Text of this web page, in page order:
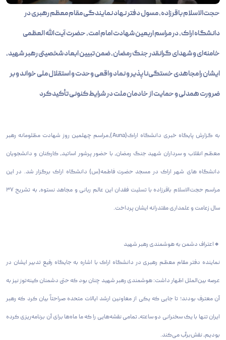
حجت‌الاسلام باقرزاده، مسول دفتر نهاد نمایندگی مقام معظم رهبری در
دانشگاه اراک، در مراسم اربعین شهادت امام امت، حضرت آیت‌الله العظمی
خامنه‌ای و شهدای گرانقدر جنگ رمضان، ضمن تبیین ابعاد شخصیتی رهبر شهید،
ایشان را مجاهدی خستگی‌ناپذیر و نماد واقعی وحدت و استقلال ملی خواند و بر
ضرورت همدلی و حمایت از خادمان ملت در شرایط کنونی تأکید کرد
به گزارش پایگاه خبری دانشگاه اراک(Auna)،مراسم چهلمین روز شهادت مظلومانه رهبر
معظم انقلاب و سرداران شهید جنگ رمضان، با حضور پرشور اساتید، کارکنان و دانشجویان
دانشگاه های شهر اراک در مسجد حضرت فاطمه(س) دانشگاه اراک برگزار شد. در این
مراسم حجت‌الاسلام باقرزاده با تسلیت فقدان این عالم ربانی و مجاهد نستوه، به تشریح ۳۷
سال زعامت و علمداری مقتدرانه ایشان پرداخت.
🔸اعتراف دشمن به هوشمندی رهبر شهید
نماینده دفتر مقام معظم رهبری در دانشگاه اراک با اشاره به جایگاه رفیع تدبیر ایشان در
عرصه‌ بین‌الملل اظهار داشت: هوشمندی رهبر شهید چنان بود که حتی دشمنان کینه‌توز نیز به
آن معترف بودند؛ تا جایی که یکی از معاونین ارشد ایالات متحده صراحتاً بیان کرد که رهبر
ایران تنها با یک سخنرانی دو ساعته، تمامی نقشه‌هایی را که ما ماه‌ها برای آن برنامه‌ریزی کرده
بودیم، نقش‌برآب می‌کند.